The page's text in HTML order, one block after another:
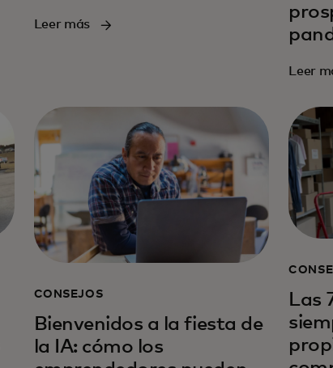
Leer más
Leer
CONSEJOS
Bienvenidos a la fiesta de
la IA: cómo los
Las